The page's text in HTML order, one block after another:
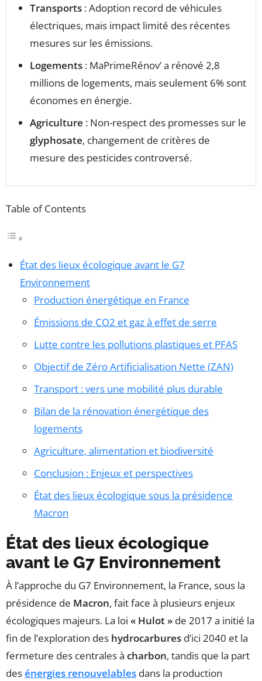
Transports : Adoption record de véhicules
électriques, mais impact limité des récentes
mesures sur les émissions.
Logements : MaPrimeRénov’ a rénové 2,8
millions de logements, mais seulement 6% sont
économes en énergie.
Agriculture : Non-respect des promesses sur le
glyphosate, changement de critères de
mesure des pesticides controversé.
Table of Contents
État des lieux écologique avant le G7
Environnement
Production énergétique en France
Émissions de CO2 et gaz à effet de serre
Lutte contre les pollutions plastiques et PFAS
Objectif de Zéro Artificialisation Nette (ZAN)
Transport : vers une mobilité plus durable
Bilan de la rénovation énergétique des
logements
Agriculture, alimentation et biodiversité
Conclusion : Enjeux et perspectives
État des lieux écologique sous la présidence
Macron
État des lieux écologique
avant le G7 Environnement
À l’approche du G7 Environnement, la France, sous la
présidence de Macron, fait face à plusieurs enjeux
écologiques majeurs. La loi « Hulot » de 2017 a initié la
fin de l’exploration des hydrocarbures d’ici 2040 et la
fermeture des centrales à charbon, tandis que la part
desénergies renouvelables dans la production